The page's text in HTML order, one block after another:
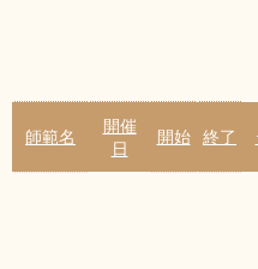
師範名
開催
日
開始 終了